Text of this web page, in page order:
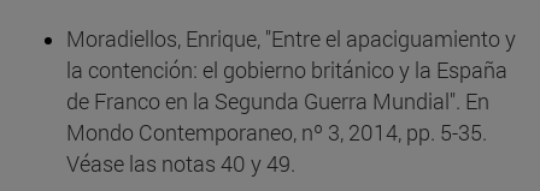
Moradiellos, Enrique, "Entre el apaciguamiento y
la contención: el gobierno británico y la España
de Franco en la Segunda Guerra Mundial". En
Mondo Contemporaneo, nº 3, 2014, pp. 5-35.
Véase las notas 40 y 49.